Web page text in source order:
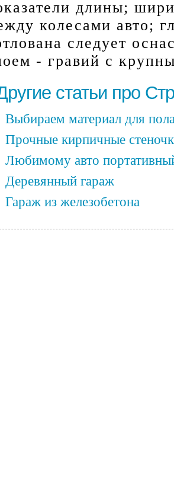
длины;
колесами авто;
следует
- гравий с
статьи про
Выбираем материал для
Прочные кирпичные
Любимому авто
Деревянный гараж
Гараж из железобетона